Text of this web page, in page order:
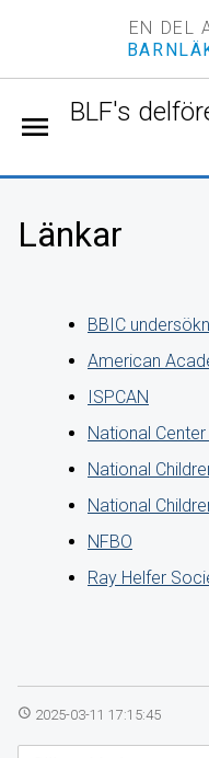
EN DEL
BLF's
menu
Länkar
BBIC
American
ISPCAN
National
National
National
NFBO
Ray Helfer
access_time 2025-03-11 17:15:45